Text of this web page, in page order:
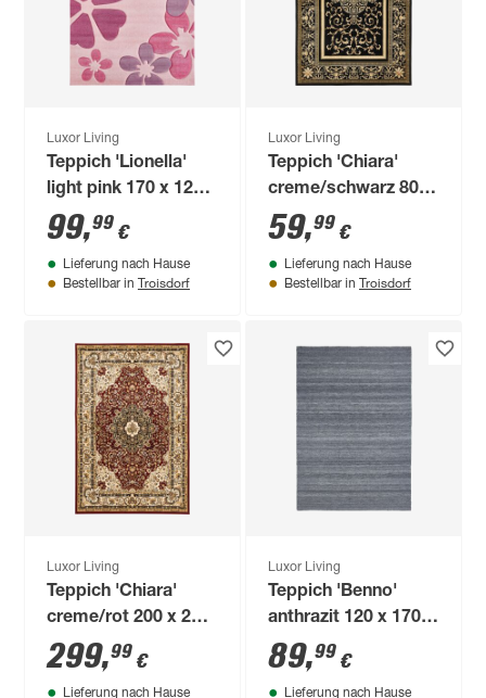
Luxor Living
Teppich 'Lionella'
light pink 170 x 120
cm
99,99 €
Lieferung nach Hause
Bestellbar in Troisdorf
Luxor Living
Teppich 'Chiara'
creme/schwarz 80 x
150 cm
59,99 €
Lieferung nach Hause
Bestellbar in Troisdorf
Luxor Living
Teppich 'Chiara'
creme/rot 200 x 285
cm
299,99 €
Lieferung nach Hause
Luxor Living
Teppich 'Benno'
anthrazit 120 x 170
cm
89,99 €
Lieferung nach Hause